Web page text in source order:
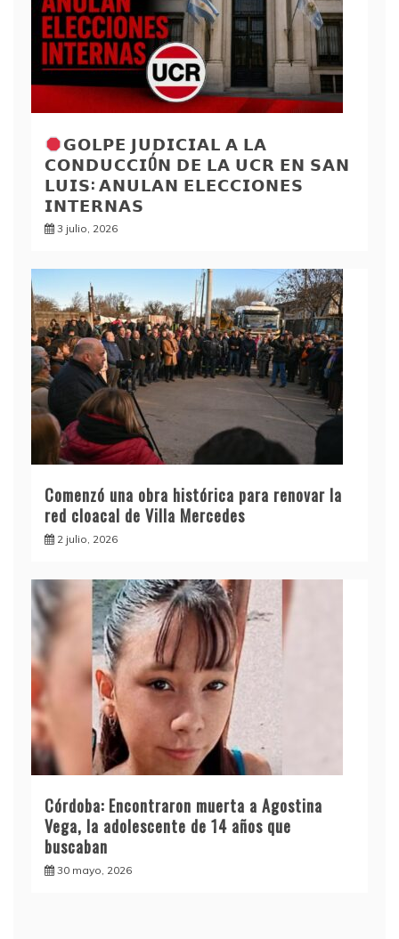
𝗚𝗢𝗟𝗣𝗘 𝗝𝗨𝗗𝗜𝗖𝗜𝗔𝗟 𝗔 𝗟𝗔
𝗖𝗢𝗡𝗗𝗨𝗖𝗖𝗜Ó𝗡 𝗗𝗘 𝗟𝗔 𝗨𝗖𝗥 𝗘𝗡 𝗦𝗔𝗡
𝗟𝗨𝗜𝗦: 𝗔𝗡𝗨𝗟𝗔𝗡 𝗘𝗟𝗘𝗖𝗖𝗜𝗢𝗡𝗘𝗦
𝗜𝗡𝗧𝗘𝗥𝗡𝗔𝗦
3 julio, 2026
Comenzó una obra histórica para renovar la
red cloacal de Villa Mercedes
2 julio, 2026
Córdoba: Encontraron muerta a Agostina
Vega, la adolescente de 14 años que
buscaban
30 mayo, 2026